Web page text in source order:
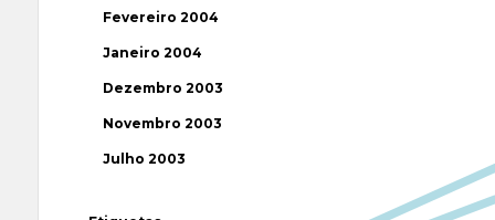
Fevereiro 2004
Janeiro 2004
Dezembro 2003
Novembro 2003
Julho 2003